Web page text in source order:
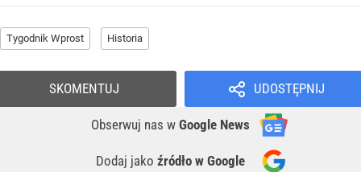
Tygodnik Wprost Historia
UDOSTĘPNIJ
Obserwuj nas w Google News
Dodaj jako źródło w Google
SKOMENTUJ